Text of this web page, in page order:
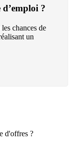
?
chances de
un
d'offres ?